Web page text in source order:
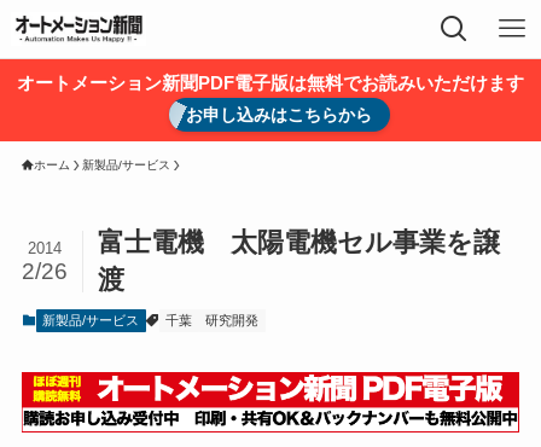
オートメーション新聞PDF電子版は無料でお読みいただけます
お申し込みはこちらから
ホーム 新製品/サービス
富士電機 太陽電機セル事業を譲
渡
2014
2/26
新製品/サービス 千葉 研究開発